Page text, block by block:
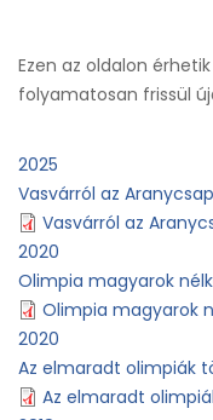
Ezen az oldalon
folyamatosan frissül
2025
Vasvárról az
Vasvárról az
2020
Olimpia magyarok
Olimpia magyarok
2020
Az elmaradt olimpiák
Az elmaradt